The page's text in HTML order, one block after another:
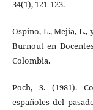
34(1), 121-123.
Ospino, L., Mejía, L.,
Burnout en
Colombia.
Poch, S. (1981).
españoles del